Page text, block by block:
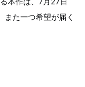
また一つ希望が届く